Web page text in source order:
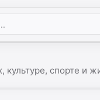
культуре, спорте и